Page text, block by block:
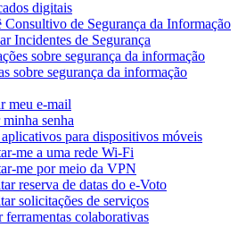
digitais
Consultivo de Segurança da Informação
Incidentes de Segurança
sobre segurança da informação
sobre segurança da informação
meu e-mail
senha
para dispositivos móveis
me a uma rede Wi-Fi
me por meio da VPN
reserva de datas do e-Voto
solicitações de serviços
colaborativas